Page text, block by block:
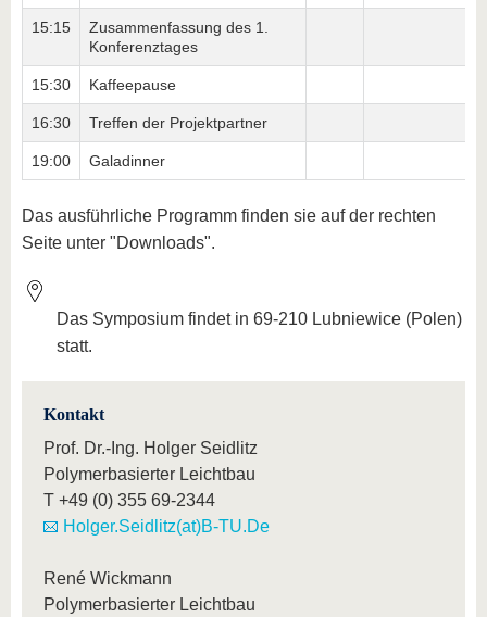
15:15
Zusammenfassung des 1.
Konferenztages
15:30 Kaffeepause
16:30 Treffen der Projektpartner
19:00 Galadinner
Das ausführliche Programm finden sie auf der rechten
Seite unter "Downloads".
Das Symposium findet in 69-210 Lubniewice (Polen)
statt.
Kontakt
Prof. Dr.-Ing. Holger Seidlitz
Polymerbasierter Leichtbau
T +49 (0) 355 69-2344
Holger.Seidlitz(at)B-TU.De
René Wickmann
Polymerbasierter Leichtbau